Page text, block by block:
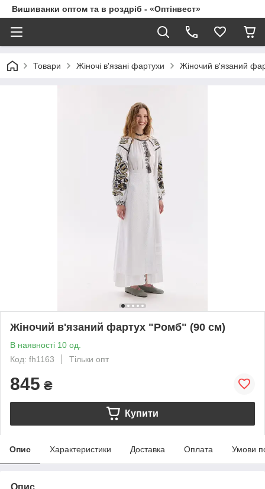
Вишиванки оптом та в роздріб - «Оптінвест»
Товари Жіночі в'язані фартухи Жіночий в'язаний
Жіночий в'язаний фартух "Ромб" (90 см)
В наявності 10 од.
Код: fh1163
Тільки опт
845 ₴
Купити
Опис Характеристики Доставка Оплата Умови
Опис